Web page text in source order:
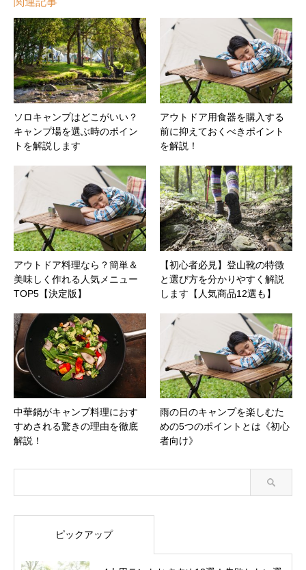
ソロキャンプはどこがいい？
キャンプ場を選ぶ時のポイン
トを解説します
アウトドア用食器を購入する
前に抑えておくべきポイント
を解説！
アウトドア料理なら？簡単＆
美味しく作れる人気メニュー
TOP5【決定版】
【初心者必見】登山靴の特徴
と選び方を分かりやすく解説
します【人気商品12選も】
中華鍋がキャンプ料理におす
すめされる驚きの理由を徹底
解説！
雨の日のキャンプを楽しむた
めの5つのポイントとは《初心
者向け》
ピックアップ